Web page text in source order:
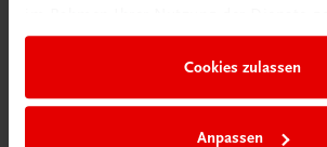
Cookies zulassen
Anpassen